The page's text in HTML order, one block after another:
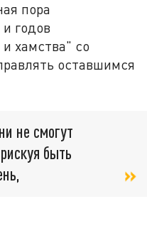
пора
годов
хамства" со
оставшимся
не смогут
быть